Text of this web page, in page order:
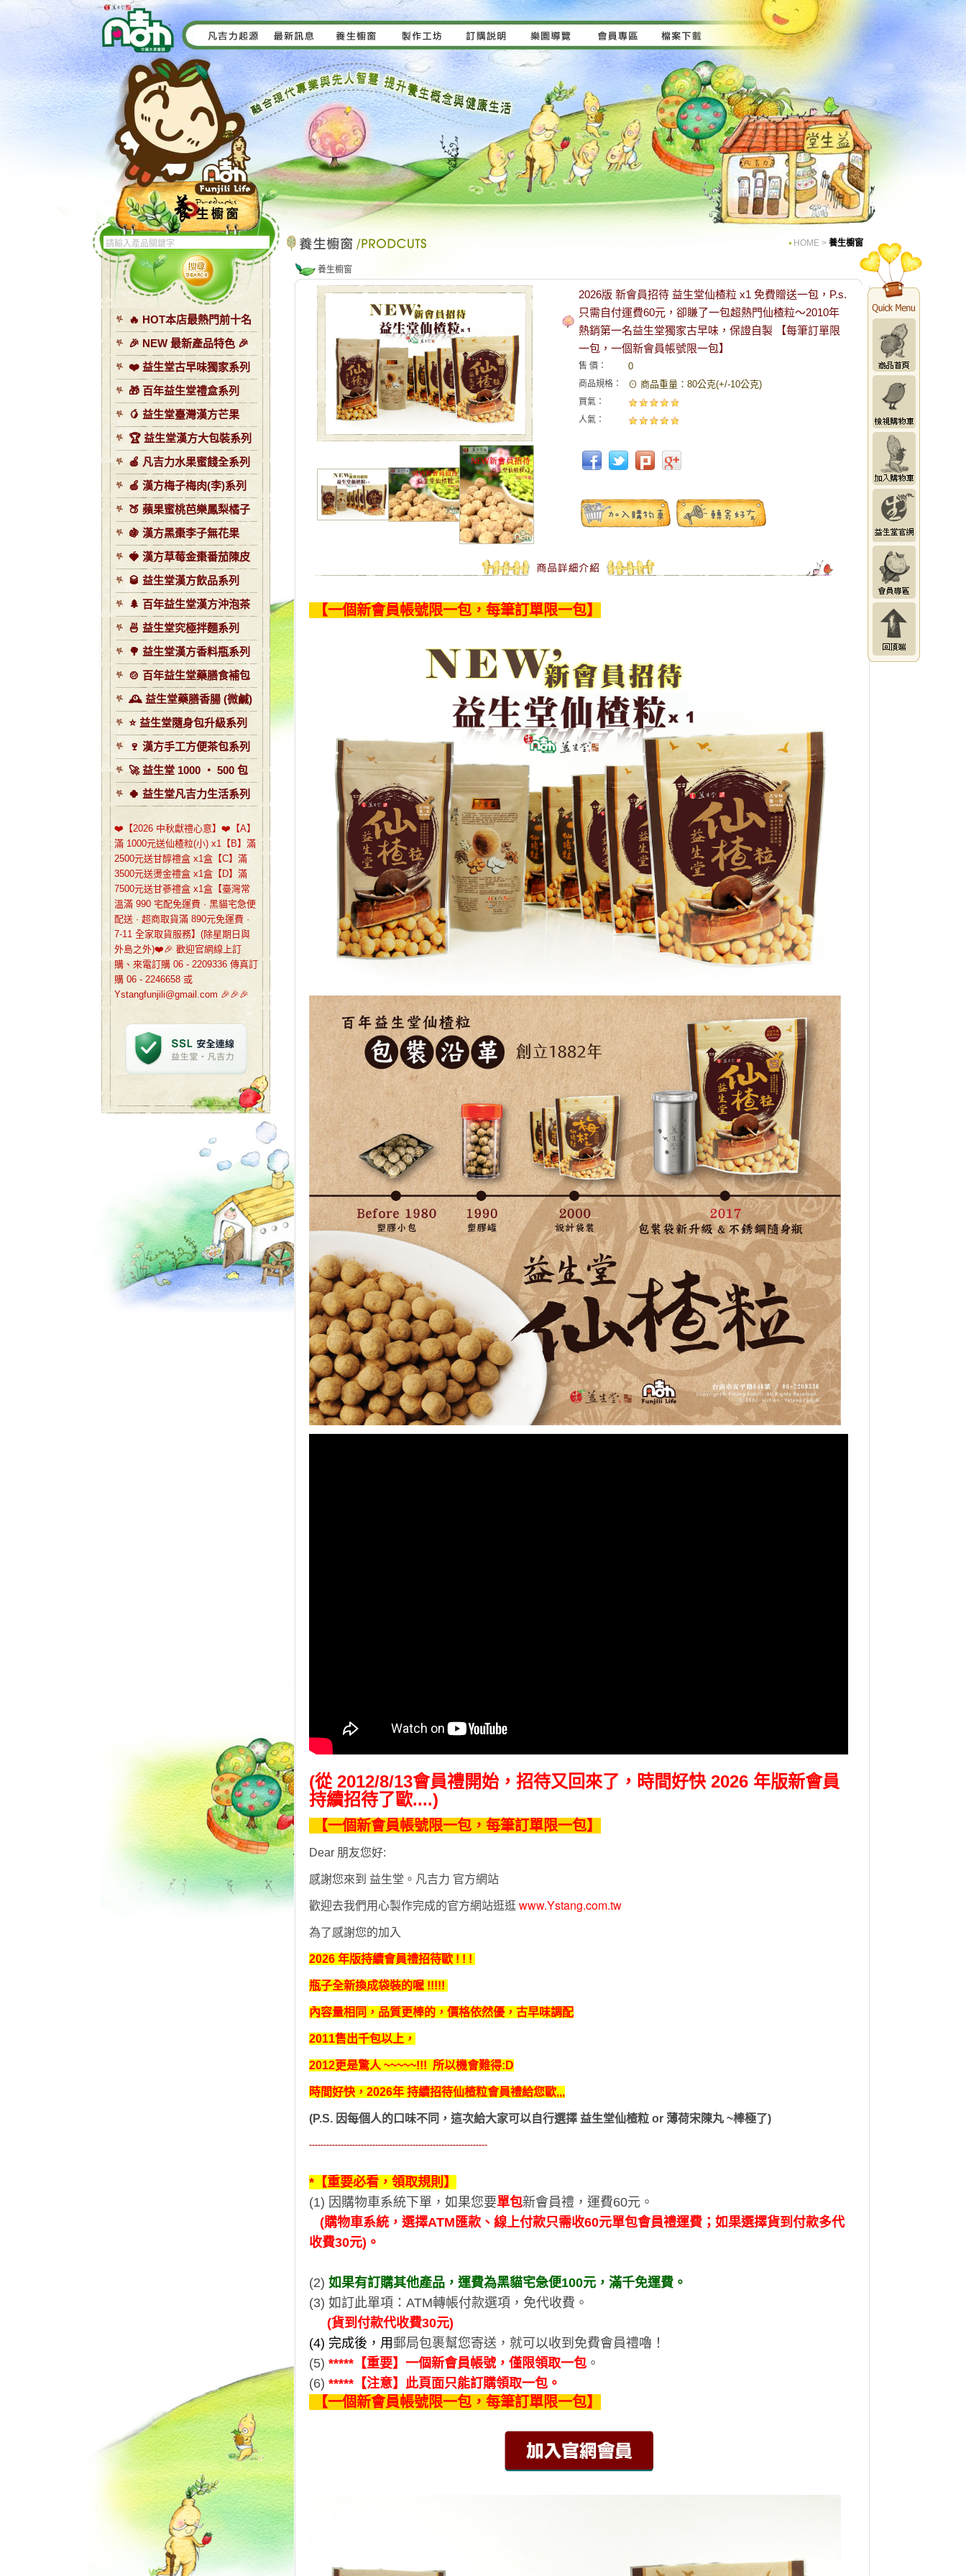
🔥 HOT本店最熱門前十名
🎉 NEW 最新產品特色 🎉
❤️ 益生堂古早味獨家系列
🎁 百年益生堂禮盒系列
🥭 益生堂臺灣漢方芒果
🏆 益生堂漢方大包裝系列
🍎 凡吉力水果蜜餞全系列
🍏 漢方梅子梅肉(李)系列
🍑 蘋果蜜桃芭樂鳳梨橘子
🍇 漢方黑棗李子無花果
🍓 漢方草莓金棗番茄陳皮
🥃 益生堂漢方飲品系列
🌲 百年益生堂漢方沖泡茶
🍜 益生堂究極拌麵系列
🌳 益生堂漢方香料瓶系列
🍲 百年益生堂藥膳食補包
🕰️ 益生堂藥膳香腸 (微鹹)
⭐️ 益生堂隨身包升級系列
🍷 漢方手工方便茶包系列
🚀 益生堂 1000 ‧ 500 包
🍀 益生堂凡吉力生活系列
❤️【2026 中秋獻禮心意】❤️【A】
滿 1000元送仙楂粒(小) x1【B】滿
2500元送甘醇禮盒 x1盒【C】滿
3500元送燙金禮盒 x1盒【D】滿
7500元送甘蔘禮盒 x1盒【臺灣常
溫滿 990 宅配免運費 · 黑貓宅急便
配送 · 超商取貨滿 890元免運費 ·
7-11 全家取貨服務】(除星期日與
外島之外)❤️🎉 歡迎官網線上訂
購、來電訂購 06 - 2209336 傳真訂
購 06 - 2246658 或
Ystangfunjili@gmail.com 🎉🎉🎉
HOME > 養生櫥窗
養生櫥窗
2026版 新會員招待 益生堂仙楂粒 x1 免費贈送一包，P.s.
只需自付運費60元，卻賺了一包超熱門仙楂粒～2010年
熱銷第一名益生堂獨家古早味，保證自製 【每筆訂單限
一包，一個新會員帳號限一包】
售 價： 0
商品規格： ⊙ 商品重量：80公克(+/-10公克)
買氣：
人氣：
【一個新會員帳號限一包，每筆訂單限一包】
(從 2012/8/13會員禮開始，招待又回來了，時間好快 2026 年版新會員
持續招待了歐....)
【一個新會員帳號限一包，每筆訂單限一包】
Dear 朋友您好:
感謝您來到 益生堂。凡吉力 官方網站
歡迎去我們用心製作完成的官方網站逛逛 www.Ystang.com.tw
為了感謝您的加入
2026 年版持續會員禮招待歐 ! ! !
瓶子全新換成袋裝的喔 !!!!!
內容量相同，品質更棒的，價格依然優，古早味調配
2011售出千包以上，
2012更是驚人 ~~~~~!!! 所以機會難得:D
時間好快，2026年 持續招待仙楂粒會員禮給您歐,,,
(P.S. 因每個人的口味不同，這次給大家可以自行選擇 益生堂仙楂粒 or 薄荷宋陳丸 ~棒極了)
--------------------------------------------------------------
*【重要必看，領取規則】
(1) 因購物車系統下單，如果您要單包新會員禮，運費60元。
(購物車系統，選擇ATM匯款、線上付款只需收60元單包會員禮運費；如果選擇貨到付款多代
收費30元)。
(2) 如果有訂購其他產品，運費為黑貓宅急便100元，滿千免運費。
(3) 如訂此單項：ATM轉帳付款選項，免代收費。
(貨到付款代收費30元)
(4) 完成後，用 郵局包裹幫您寄送，就可以收到免費會員禮嚕！
(5) *****【重要】一個新會員帳號，僅限領取一包 。
(6) *****【注意】此頁面只能訂購領取一包。
【一個新會員帳號限一包，每筆訂單限一包】